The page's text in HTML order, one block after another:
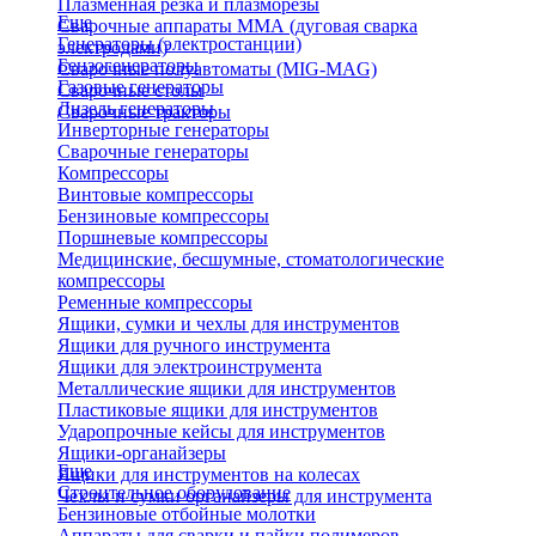
Плазменная резка и плазморезы
Сварочные аппараты ММА (дуговая сварка
электродами)
Сварочные полуавтоматы (MIG-MAG)
Сварочные столы
Сварочные тракторы
Еще
Генераторы (электростанции)
Бензогенераторы
Газовые генераторы
Дизель генераторы
Инверторные генераторы
Сварочные генераторы
Компрессоры
Винтовые компрессоры
Бензиновые компрессоры
Поршневые компрессоры
Медицинские, бесшумные, стоматологические
компрессоры
Ременные компрессоры
Ящики, сумки и чехлы для инструментов
Ящики для ручного инструмента
Ящики для электроинструмента
Металлические ящики для инструментов
Пластиковые ящики для инструментов
Ударопрочные кейсы для инструментов
Ящики-органайзеры
Ящики для инструментов на колесах
Чехлы и сумки органайзеры для инструмента
Еще
Строительное оборудование
Бензиновые отбойные молотки